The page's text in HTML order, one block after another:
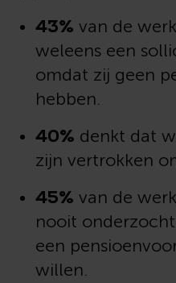
43% van de
weleens een
omdat zij geen
hebben.
40% denkt dat
zijn vertrokken
45% van de
nooit
een
willen.